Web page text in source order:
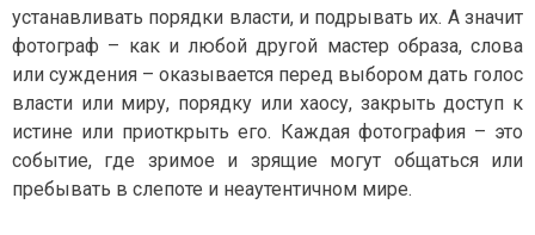
устанавливать порядки власти, и подрывать их. А значит
фотограф – как и любой другой мастер образа, слова
или суждения – оказывается перед выбором дать голос
власти или миру, порядку или хаосу, закрыть доступ к
истине или приоткрыть его. Каждая фотография – это
событие, где зримое и зрящие могут общаться или
пребывать в слепоте и неаутентичном мире.